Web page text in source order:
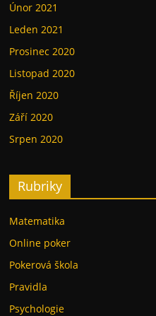
Únor 2021
Leden 2021
Prosinec 2020
Listopad 2020
Říjen 2020
Září 2020
Srpen 2020
Rubriky
Matematika
Online poker
Pokerová škola
Pravidla
Psychologie